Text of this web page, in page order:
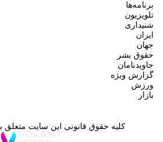
برنامه‌ها
تلویزیون
شنیداری
ایران
جهان
حقوق بشر
جاویدنامان
گزارش ویژه
ورزش
بازار
کلیه حقوق قانونی این سایت متعلق